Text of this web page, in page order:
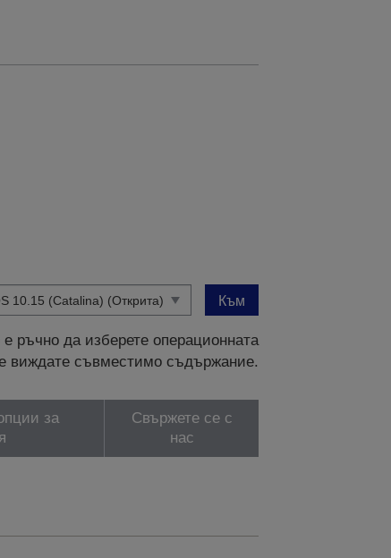
Към
ръчно да изберете операционната
виждате съвместимо съдържание.
за
Свържете се с
нас